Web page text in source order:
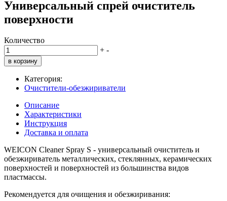
Универсальный спрей очиститель
поверхности
Количество
+ -
в корзину
Категория:
Очистители-обезжириватели
Описание
Характеристики
Инструкция
Доставка и оплата
WEICON Cleaner Spray S - универсальный очиститель и
обезжириватель металлических, стеклянных, керамических
поверхностей и поверхностей из большинства видов
пластмассы.
Рекомендуется для очищения и обезжиривания: